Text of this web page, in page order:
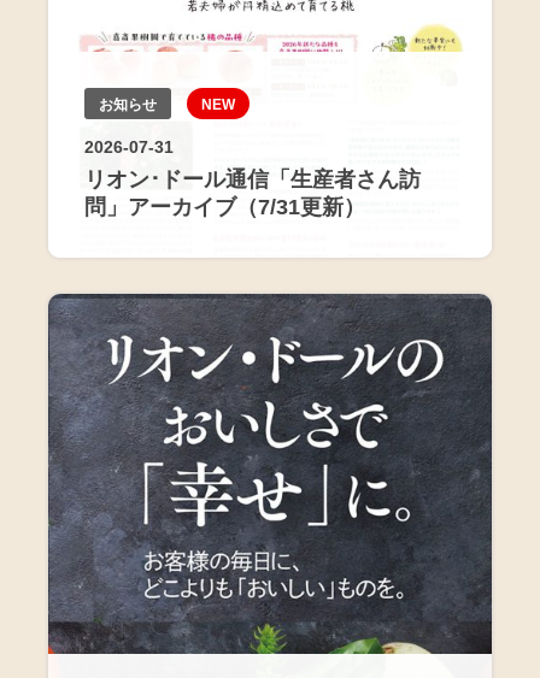
お知らせ NEW
2026-07-31
リオン･ドール通信「生産者さん訪
問」アーカイブ（7/31更新）